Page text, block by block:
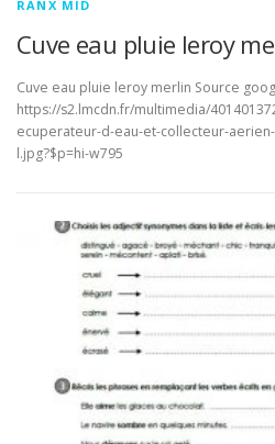
RANX MID
Cuve eau pluie leroy
Cuve eau pluie leroy merlin Source
https://s2.lmcdn.fr/multimedia/
ecuperateur-d-eau-et-collecteur-
l.jpg?$p=hi-w795